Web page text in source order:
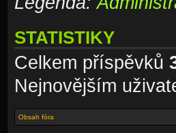
STATISTIKY
Celkem příspěvků
Nejnovějším
Obsah fóra